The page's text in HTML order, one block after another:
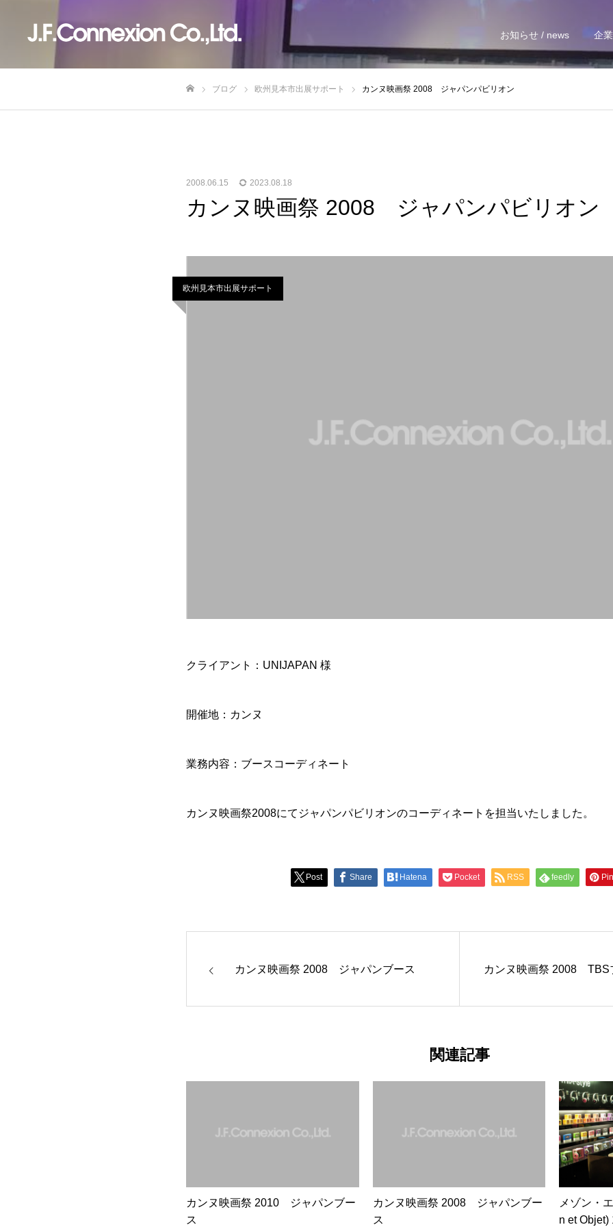
お知らせ / news 企
ブログ 欧州見本市出展サポート カンヌ映画祭 2008 ジャパンパビリオン
2008.06.15 2023.08.18
カンヌ映画祭 2008 ジャパンパビリオン
欧州見本市出展サポート
クライアント：UNIJAPAN 様
開催地：カンヌ
業務内容：ブースコーディネート
カンヌ映画祭2008にてジャパンパビリオンのコーディネートを担当いたしました。
Post Share Hatena Pocket RSS feedly
カンヌ映画祭 2008 ジャパンブース カンヌ映画祭 2008 TBS
関連記事
カンヌ映画祭 2010 ジャパンブー
ス
カンヌ映画祭 2008 ジャパンブー
ス
メゾン・
n et Objet)